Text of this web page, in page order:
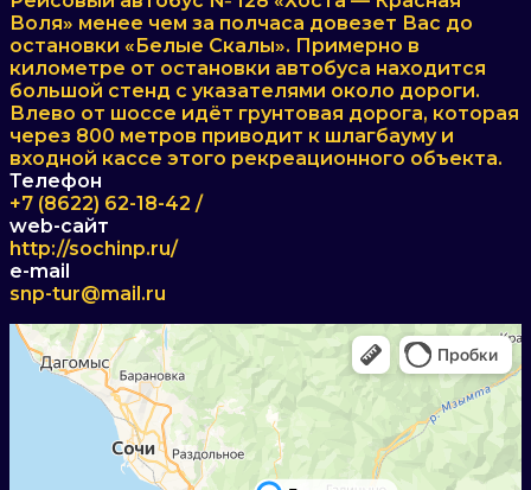
Воля» менее чем за полчаса довезет Вас до
остановки «Белые Скалы». Примерно в
километре от остановки автобуса находится
большой стенд с указателями около дороги.
Влево от шоссе идёт грунтовая дорога, которая
через 800 метров приводит к шлагбауму и
входной кассе этого рекреационного объекта.
Телефон
+7 (8622) 62-18-42 /
web-сайт
http://sochinp.ru/
e-mail
snp-tur@mail.ru